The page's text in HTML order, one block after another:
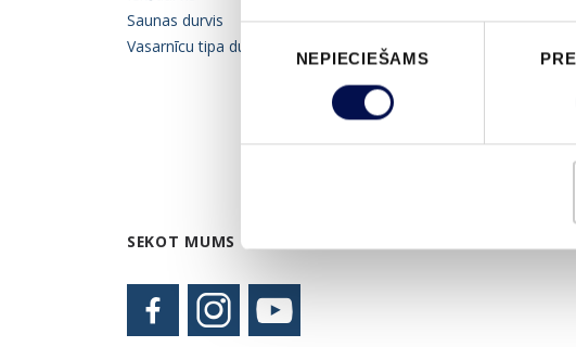
NEPIECIEŠAMS
Saunas durvis
Vasarnīcu tipa durvis
Swedoor blogs
Kā
SEKOT MUMS